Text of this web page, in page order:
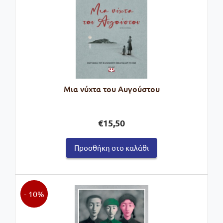
Μια νύχτα του Αυγούστου
€15,50
Προσθήκη στο καλάθι
- 10%